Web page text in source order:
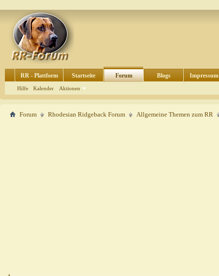
RR - Plattform Startseite Forum
Hilfe Kalender Aktionen
Blogs Impressum
Forum Rhodesian Ridgeback Forum Allgemeine Themen zum RR